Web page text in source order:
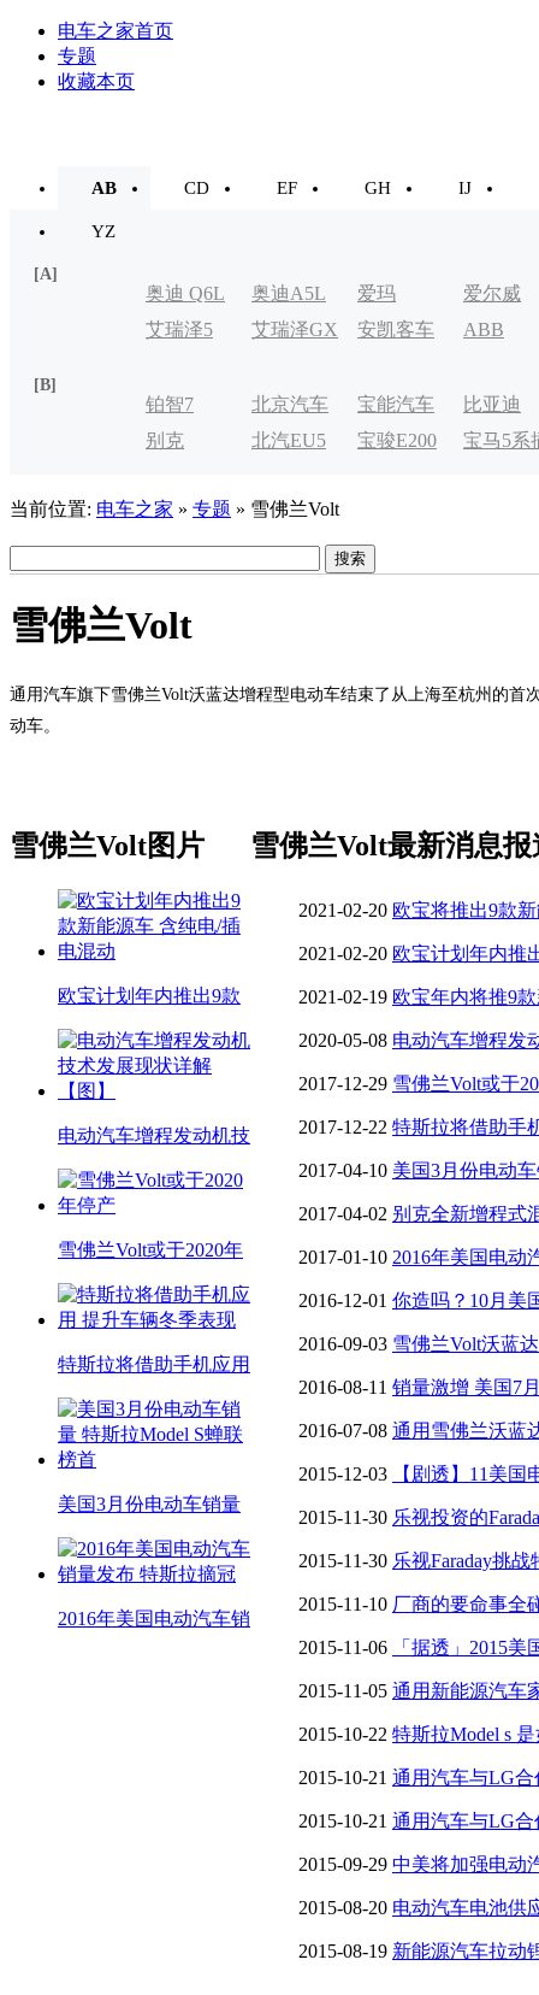
电车之家首页
专题
收藏本页
AB CD EF GH IJ
YZ
[A]
奥迪 Q6L
e-tron
奥迪A5L 爱玛
爱尔威
艾瑞泽5
艾瑞泽GX 安凯客车 ABB
[B]
铂智7 北京汽车
制造厂
宝能汽车
比亚迪
别克
北汽EU5 宝骏E200 宝马5系
当前位置: 电车之家 » 专题 » 雪佛兰Volt
雪佛兰Volt
通用汽车旗下雪佛兰Volt沃蓝达增程型电动车结束了从上海至杭州的
动车。
雪佛兰Volt图片
欧宝计划年内推出9款
电动汽车增程发动机技
雪佛兰Volt或于2020年
特斯拉将借助手机应用
美国3月份电动车销量
2016年美国电动汽车销
雪佛兰Volt最新消息报
2021-02-20 欧宝将推出9款
2021-02-20 欧宝计划年内推
动
2021-02-19 欧宝年内将推9
2020-05-08 电动汽车增程发
2017-12-29 雪佛兰Volt或于
2017-12-22 特斯拉将借助手
2017-04-10 美国3月份电动
2017-04-02 别克全新增程式
2017-01-10 2016年美国电动
2016-12-01 你造吗？10月美
车
2016-09-03 雪佛兰Volt沃蓝
2016-08-11 销量激增 美国7
2016-07-08 通用雪佛兰沃蓝
2015-12-03 【剧透】11美
创历史新高（附销量表）
2015-11-30 乐视投资的
2015-11-30 乐视Faraday挑
2015-11-10 厂商的要命事全
2015-11-06 「据透」2015
Volt单月逆袭
2015-11-05 通用新能源汽车
汽车
2015-10-22 特斯拉Model s
2015-10-21 通用汽车与LG
2015-10-21 通用汽车与LG
2015-09-29 中美将加强电动
2015-08-20 电动汽车电池供
2015-08-19 新能源汽车拉动